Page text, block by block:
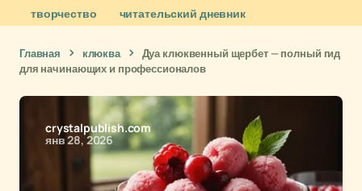
творчество
читательский дневник
Главная клюква
Дуа клюквенный щербет — полный гид
для начинающих и профессионалов
crystalpublish.com
янв 28, 2026